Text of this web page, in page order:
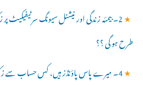
★ 2۔ بیمئہ زندگی اور نیشنل سیونگ سرٹیفیکیٹ
طرح ہو گی ؟؟
★ 4۔ میرے پاس پاؤنڈز ہیں، کس حساب سے